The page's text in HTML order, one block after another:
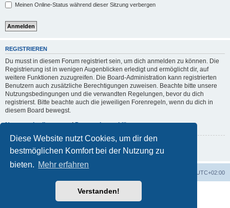
Diese Website nutzt Cookies, um dir den
bestmöglichen Komfort bei der Nutzung zu
bieten. Mehr erfahren
Verstanden!
Meinen Online-Status während dieser Sitzung verbergen
REGISTRIEREN
Du musst in diesem Forum registriert sein, um dich anmelden zu können. Die
Registrierung ist in wenigen Augenblicken erledigt und ermöglicht dir, auf
weitere Funktionen zuzugreifen. Die Board-Administration kann registrierten
Benutzern auch zusätzliche Berechtigungen zuweisen. Beachte bitte unsere
Nutzungsbedingungen und die verwandten Regelungen, bevor du dich
registrierst. Bitte beachte auch die jeweiligen Forenregeln, wenn du dich in
diesem Board bewegst.
Nutzungsbedingungen|Datenschutzerklärung
Registrieren
UTC+02:00
Powered byphpBB® Forum Software © phpBB Limited
phpBB.de